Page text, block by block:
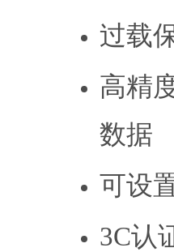
过载
高精
数据
可设
3C认